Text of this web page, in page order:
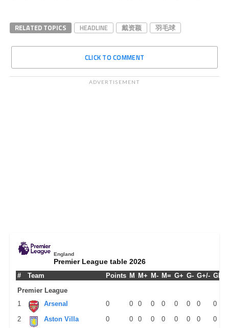
RELATED TOPICS HEADLINE 戴资颖 羽毛球
CLICK TO COMMENT
ADVERTISEMENT
England
Premier League table 2026
# Team Points M M+ M- M= G+ G- G+/- GPM
Premier League
1
Arsenal 0 0 0 0 0 0 0 0
0
2
Aston Villa 0 0 0 0 0 0 0 0 0